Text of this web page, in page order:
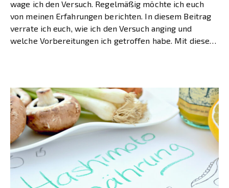
wage ich den Versuch. Regelmäßig möchte ich euch
von meinen Erfahrungen berichten. In diesem Beitrag
verrate ich euch, wie ich den Versuch anging und
welche Vorbereitungen ich getroffen habe. Mit diesem